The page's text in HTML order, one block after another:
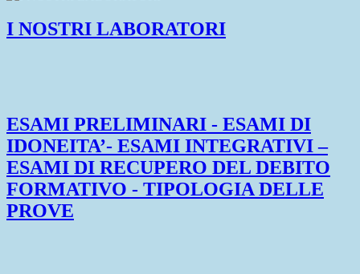
I NOSTRI LABORATORI
ESAMI PRELIMINARI - ESAMI DI
IDONEITA’- ESAMI INTEGRATIVI –
ESAMI DI RECUPERO DEL DEBITO
FORMATIVO - TIPOLOGIA DELLE
PROVE